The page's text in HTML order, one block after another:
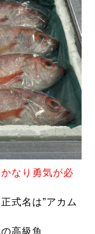
なり勇気が必
式名は”アカム
高級魚